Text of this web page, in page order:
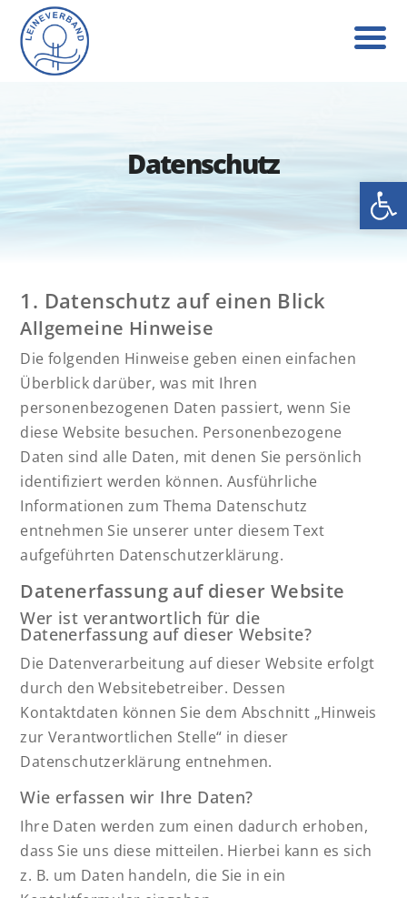
Datenschutz
1. Datenschutz auf einen Blick
Allgemeine Hinweise
Die folgenden Hinweise geben einen einfachen
Überblick darüber, was mit Ihren
personenbezogenen Daten passiert, wenn Sie
diese Website besuchen. Personenbezogene
Daten sind alle Daten, mit denen Sie persönlich
identifiziert werden können. Ausführliche
Informationen zum Thema Datenschutz
entnehmen Sie unserer unter diesem Text
aufgeführten Datenschutzerklärung.
Datenerfassung auf dieser Website
Wer ist verantwortlich für die
Datenerfassung auf dieser Website?
Die Datenverarbeitung auf dieser Website erfolgt
durch den Websitebetreiber. Dessen
Kontaktdaten können Sie dem Abschnitt „Hinweis
zur Verantwortlichen Stelle“ in dieser
Datenschutzerklärung entnehmen.
Wie erfassen wir Ihre Daten?
Ihre Daten werden zum einen dadurch erhoben,
dass Sie uns diese mitteilen. Hierbei kann es sich
z. B. um Daten handeln, die Sie in ein